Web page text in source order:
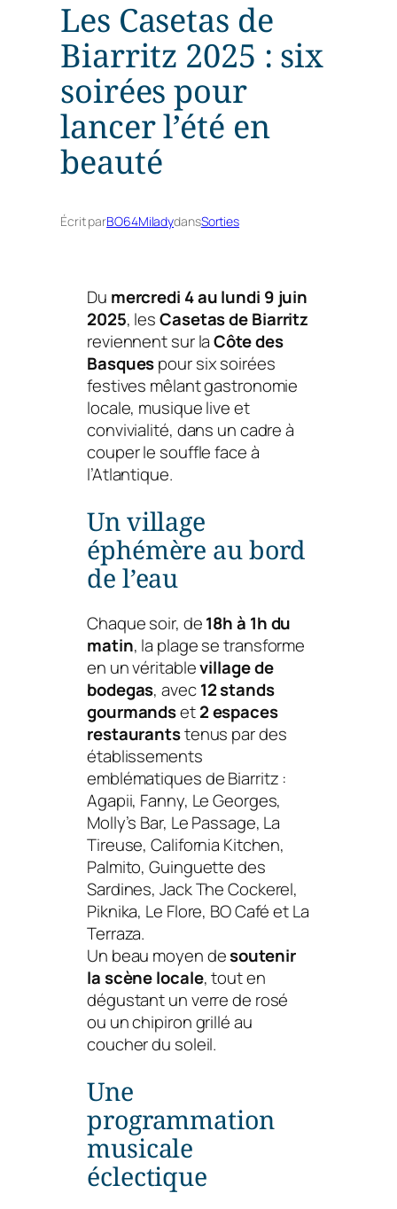
Les Casetas de
Biarritz 2025 : six
soirées pour
lancer l’été en
beauté
Écrit parBO64MiladydansSorties
Du mercredi 4 au lundi 9 juin
2025, lesCasetas de Biarritz
reviennent sur laCôte des
Basquespour six soirées
festives mêlant gastronomie
locale, musique live et
convivialité, dans un cadre à
couper le souffle face à
l’Atlantique.
Un village
éphémère au bord
de l’eau
Chaque soir, de18h à 1h du
matin, la plage se transforme
en un véritablevillage de
bodegas, avec12 stands
gourmandset2 espaces
restaurantstenus par des
établissements
emblématiques de Biarritz :
Agapii, Fanny, Le Georges,
Molly’s Bar, Le Passage, La
Tireuse, California Kitchen,
Palmito, Guinguette des
Sardines, Jack The Cockerel,
Piknika, Le Flore, BO Café et La
Terraza.
Un beau moyen desoutenir
la scène locale, tout en
dégustant un verre de rosé
ou un chipiron grillé au
coucher du soleil.
Une
programmation
musicale
éclectique